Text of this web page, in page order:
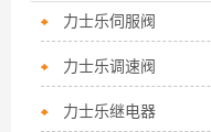
力士乐伺服阀
力士乐调速阀
力士乐继电器